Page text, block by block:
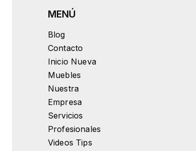
Blog
Contacto
Inicio Nueva
Muebles
Nuestra
Empresa
Servicios
Profesionales
Videos Tips